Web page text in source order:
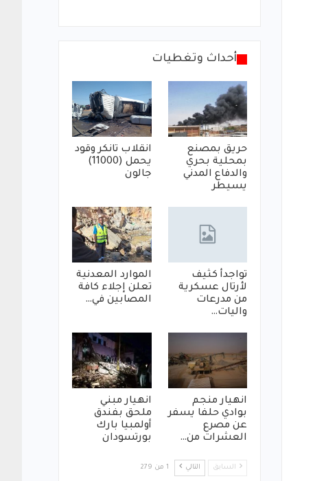
أحداث وتغطيات
حريق بمصنع
بمحلية بحري
والدفاع المدني
يسيطر
انقلاب تانكر وقود
يحمل (11000)
جالون
تواجدأ كثيف
لأرتال عسكرية
من مدرعات
واليات…
الموارد المعدنية
تعلن إجلاء كافة
المصابين في…
انهيار منجم
بوادي حلفا يسفر
عن مصرع
العشرات من…
انهيار مبني
ملحق بفندق
أولمبيا بارك
بورتسودان
السابق التالي 1 من 279